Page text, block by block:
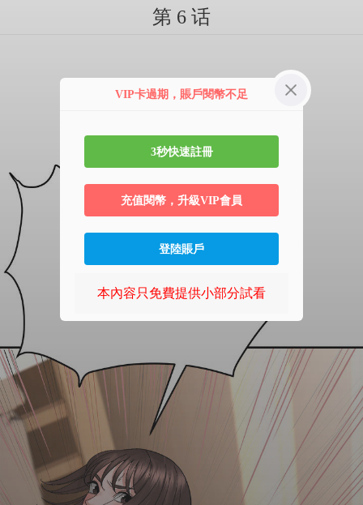
第 6 话
VIP卡過期，賬戶閱幣不足
3秒快速註冊
充值閱幣，升級VIP會員
登陸賬戶
本內容只免費提供小部分試看